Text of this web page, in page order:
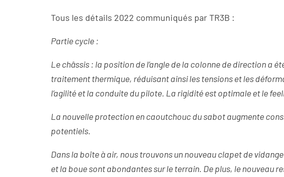
Tous les détails 2022 communiqués par TR3B :
Partie cycle :
Le châssis : la position de l’angle de la colonne de direction a
traitement thermique, réduisant ainsi les tensions et les
l’agilité et la conduite du pilote. La rigidité est optimale et le
La nouvelle protection en caoutchouc du sabot augmente
potentiels.
Dans la boîte à air, nous trouvons un nouveau clapet de
et la boue sont abondantes sur le terrain. De plus, le nouveau